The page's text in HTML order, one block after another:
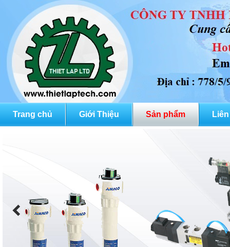
Trang chủ Giới Thiệu Sản phẩm